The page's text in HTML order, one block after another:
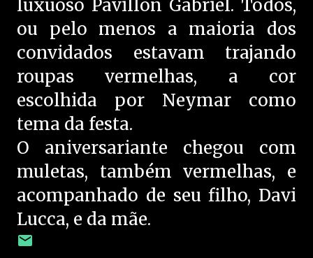
luxuoso Pavillon Gabriel. Todos,
ou pelo menos a maioria dos
convidados estavam trajando
roupas vermelhas, a cor
escolhida por Neymar como
tema da festa.
O aniversariante chegou com
muletas, também vermelhas, e
acompanhado de seu filho, Davi
Lucca, e da mãe.